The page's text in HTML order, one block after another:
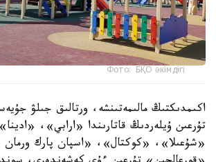
Фото: БҚО әкімдігі
اكىمدىكتىڭ مالىمەتىنشە، ورتالىق جىلۋ
تۇرعىن ۇيلەردىڭ قاتارىندا «ارابي»،
«شۇعىلا»، «كوكتال»، «اسپان پارك ورمان